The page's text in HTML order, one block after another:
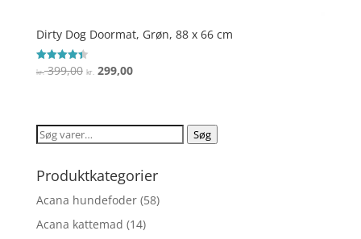
Dirty Dog Doormat, Grøn, 88 x 66 cm
Vurderet
4.4
kr.399,00 Den
var:
kr. 399,00.
kr.299,00Den
er:
kr. 299,00.
Søg
Søg
Produktkategorier
Acana hundefoder (58)
Acana kattemad (14)